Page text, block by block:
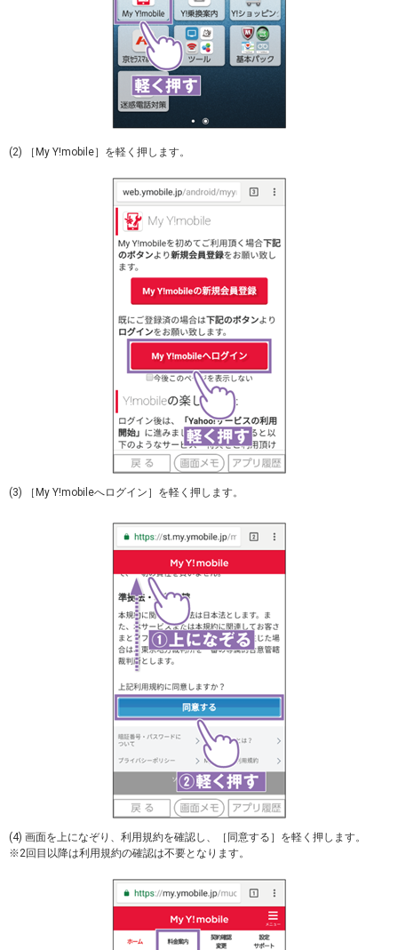
(2) ［My Y!mobile］を軽く押します。
(3) ［My Y!mobileへログイン］を軽く押します。
(4) 画面を上になぞり、利用規約を確認し、［同意する］を軽く押します。
※2回目以降は利用規約の確認は不要となります。